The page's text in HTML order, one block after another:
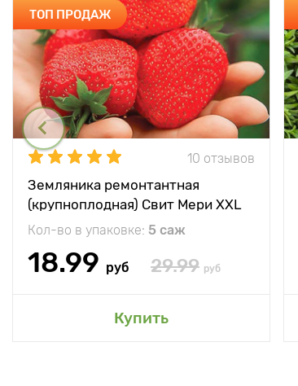
ТОП ПРОДАЖ
10 отзывов
Земляника ремонтантная
(крупноплодная) Свит Мери XXL
Кол-во в упаковке: 5 саж
18.99 руб 29.99 руб
Купить